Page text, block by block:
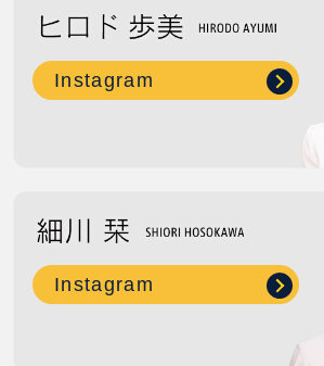
Instagram
Instagram